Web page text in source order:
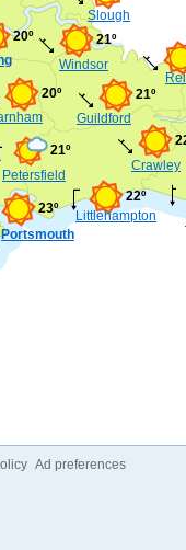
20º
Portsmouth
23º
Slough
Crawley
Guildford
21º
Littlehampton
22º
20º
Petersfield
21º
Windsor
21º
Ad preferences